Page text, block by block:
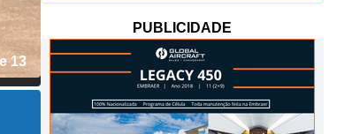
13
PUBLICIDADE